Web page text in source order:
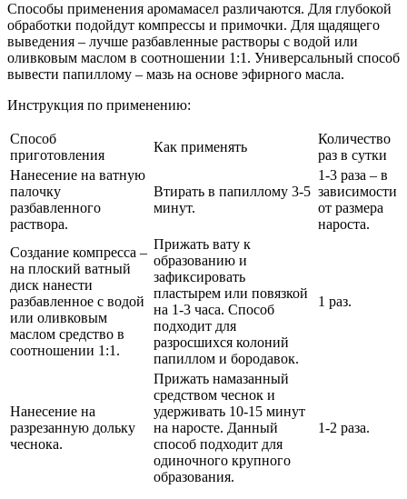
Способы применения аромамасел различаются. Для глубокой
обработки подойдут компрессы и примочки. Для щадящего
выведения – лучше разбавленные растворы с водой или
оливковым маслом в соотношении 1:1. Универсальный способ
вывести папиллому – мазь на основе эфирного масла.
Инструкция по применению:
Способ
приготовления
Как применять
Количество
раз в сутки
Нанесение на ватную
палочку
разбавленного
раствора.
Втирать в папиллому 3-5
минут.
1-3 раза – в
зависимости
от размера
нароста.
Создание компресса –
на плоский ватный
диск нанести
разбавленное с водой
или оливковым
маслом средство в
соотношении 1:1.
Прижать вату к
образованию и
зафиксировать
пластырем или повязкой
на 1-3 часа. Способ
подходит для
разросшихся колоний
папиллом и бородавок.
1 раз.
Нанесение на
разрезанную дольку
чеснока.
Прижать намазанный
средством чеснок и
удерживать 10-15 минут
на наросте. Данный
способ подходит для
одиночного крупного
образования.
1-2 раза.